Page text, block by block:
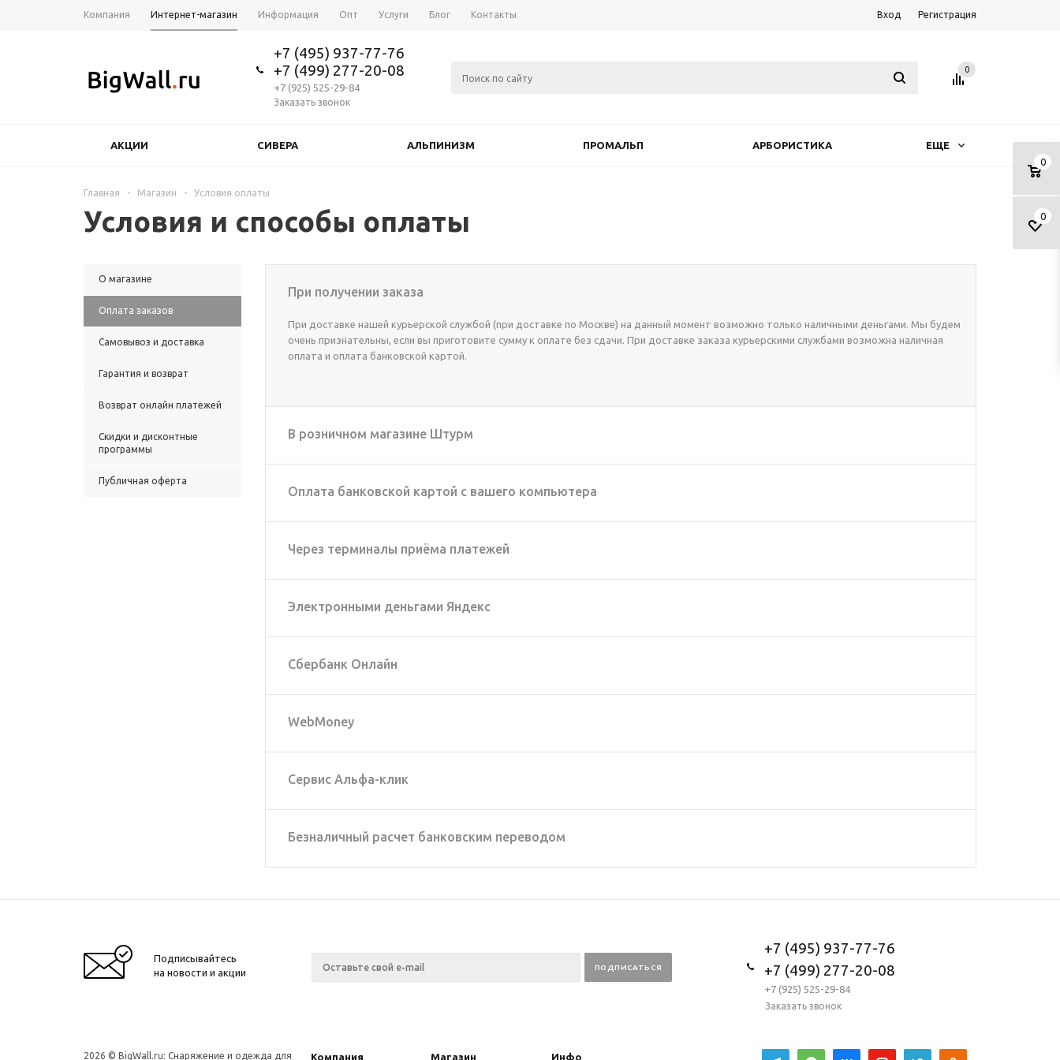
Компания Интернет-магазин Информация Опт Услуги Блог Контакты Вход Регистрация
+7 (495) 937-77-76
+7 (499) 277-20-08
+7 (925) 525-29-84
Заказать звонок
0
0
0
АКЦИИ СИВЕРА АЛЬПИНИЗМ ПРОМАЛЬП АРБОРИСТИКА ЕЩЕ
Главная - Магазин - Условия оплаты
Условия и способы оплаты
О магазине
Оплата заказов
Самовывоз и доставка
Гарантия и возврат
Возврат онлайн платежей
Скидки и дисконтные
программы
Публичная оферта
При получении заказа
При доставке нашей курьерской службой (при доставке по Москве) на данный момент возможно только наличными деньгами. Мы будем
очень признательны, если вы приготовите сумму к оплате без сдачи. При доставке заказа курьерскими службами возможна наличная
оплата и оплата банковской картой.
В розничном магазине Штурм
Оплата банковской картой с вашего компьютера
Через терминалы приёма платежей
Электронными деньгами Яндекс
Сбербанк Онлайн
WebMoney
Сервис Альфа-клик
Безналичный расчет банковским переводом
Подписывайтесь
на новости и акции
+7 (495) 937-77-76
+7 (499) 277-20-08
+7 (925) 525-29-84
Заказать звонок
2026 © BigWall.ru: Снаряжение и одежда для Компания Магазин Инфо